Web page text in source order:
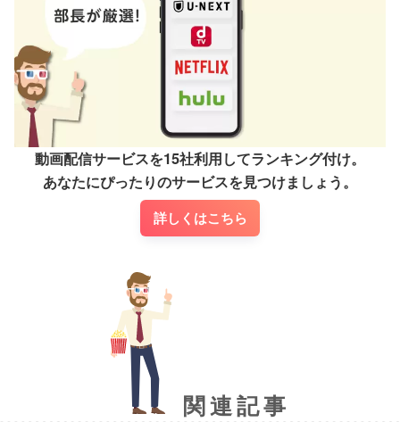
動画配信サービスを15社利用してランキング付け。
あなたにぴったりのサービスを見つけましょう。
詳しくはこちら
関連記事